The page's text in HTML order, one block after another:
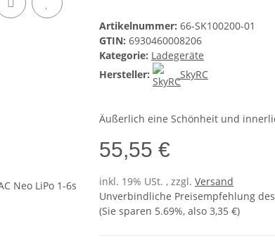
Artikelnummer: 66-SK100200-01
GTIN: 6930460008206
Kategorie: Ladegeräte
Hersteller:
SkyRC
Äußerlich eine Schönheit und
55,55 €
inkl. 19% USt. , zzgl. Versand
Unverbindliche Preisempfehlung
(Sie sparen 5.69%, also 3,35 €)